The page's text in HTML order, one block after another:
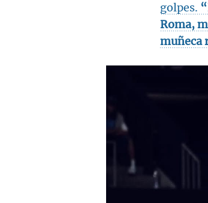
golpes.
Roma,
muñeca